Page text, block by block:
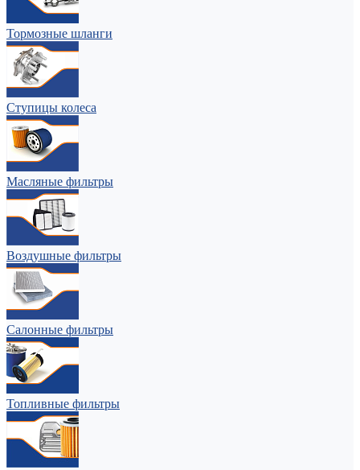
Тормозные шланги
Ступицы колеса
Масляные фильтры
Воздушные фильтры
Салонные фильтры
Топливные фильтры